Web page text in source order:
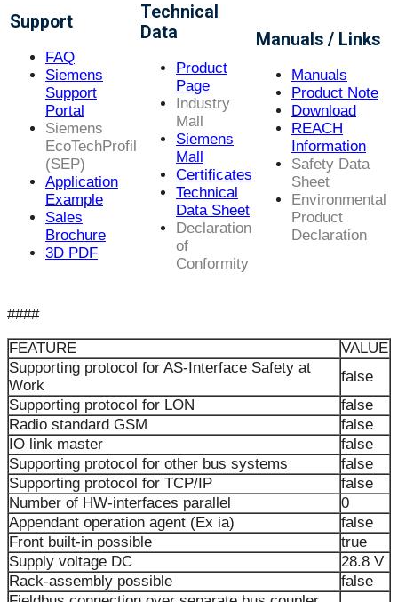
Support
FAQ
Siemens
Support
Portal
Siemens
EcoTechProfil
(SEP)
Application
Example
Sales
Brochure
3D PDF
Technical
Data
Product
Page
Industry
Mall
Siemens
Mall
Certificates
Technical
Data Sheet
Declaration
of
Conformity
Manuals / Links
Manuals
Product Note
Download
REACH
Information
Safety Data
Sheet
Environmental
Product
Declaration
####
FEATURE
VALUE
Supporting protocol for AS-Interface Safety at
Work
false
Supporting protocol for LON
false
Radio standard GSM
false
IO link master
false
Supporting protocol for other bus systems
false
Supporting protocol for TCP/IP
false
Number of HW-interfaces parallel
0
Appendant operation agent (Ex ia)
false
Front built-in possible
true
Supply voltage DC
28.8 V
Rack-assembly possible
false